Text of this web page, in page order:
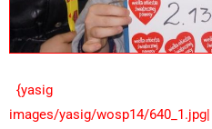
{yasig
images/yasig/wosp14/640_1.jpg|